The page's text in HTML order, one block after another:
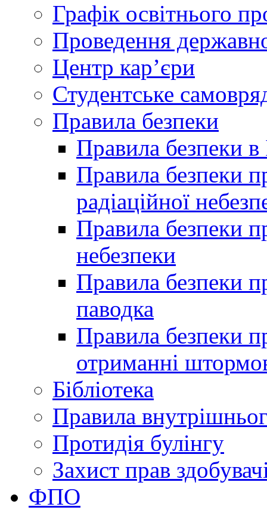
Графік освітнього
Проведення
Центр кар’єри
Студентське
Правила безпеки
Правила безпеки в
Правила безпеки
радіаційної
Правила безпеки
небезпеки
Правила безпеки
паводка
Правила безпеки
отриманні
Бібліотека
Правила
Протидія булінгу
Захист прав
ФПО